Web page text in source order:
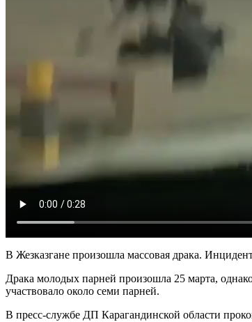
В Жезказгане произошла массовая драка.
Драка молодых парней произошла 25 марта,
участвовало около семи парней.
В пресс-службе ДП Карагандинской области